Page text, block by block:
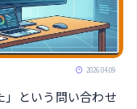
2026.04.09
」という問い合わせ